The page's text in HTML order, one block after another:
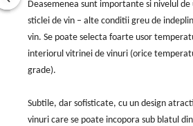
Deasemenea sunt importante si nivelul
sticlei de vin – alte conditii greu de
vin. Se poate selecta foarte usor
interiorul vitrinei de vinuri (orice
grade).
Subtile, dar sofisticate, cu un design
vinuri care se poate incopora sub blatul